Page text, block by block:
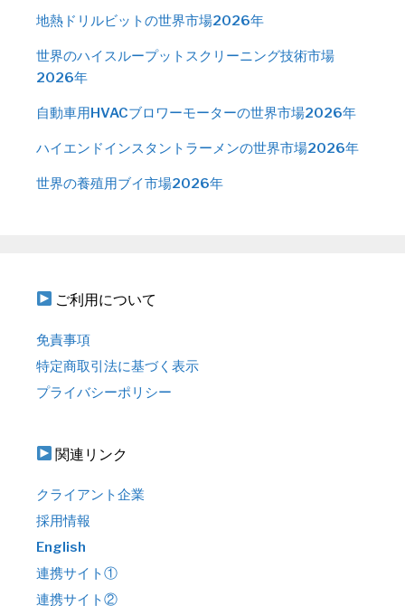
地熱ドリルビットの世界市場2026年
世界のハイスループットスクリーニング技術市場
2026年
自動車用HVACブロワーモーターの世界市場2026年
ハイエンドインスタントラーメンの世界市場2026年
世界の養殖用ブイ市場2026年
ご利用について
免責事項
特定商取引法に基づく表示
プライバシーポリシー
関連リンク
クライアント企業
採用情報
English
連携サイト①
連携サイト②